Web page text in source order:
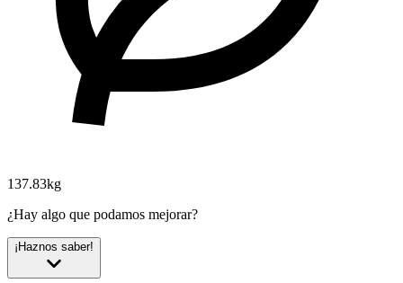
137.83kg
¿Hay algo que podamos mejorar?
¡Haznos saber!